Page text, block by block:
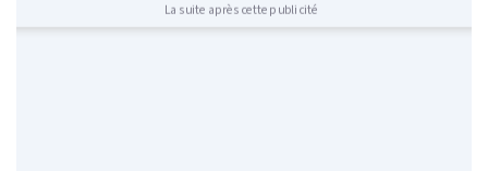
La suite après cette publicité